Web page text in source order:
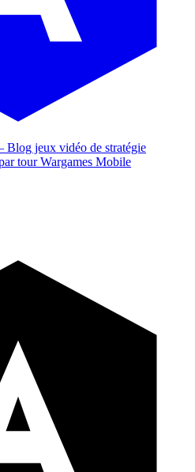
jeux vidéo de stratégie
tourWargames Mobile